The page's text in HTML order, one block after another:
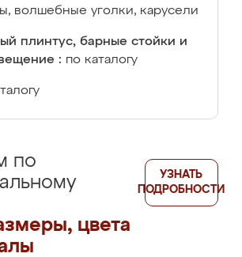
волшебные уголки, карусели
плинтус, барные стойки и
: по каталогу
по
цвета
УЗНАТЬ
ПОДРОБНОСТИ